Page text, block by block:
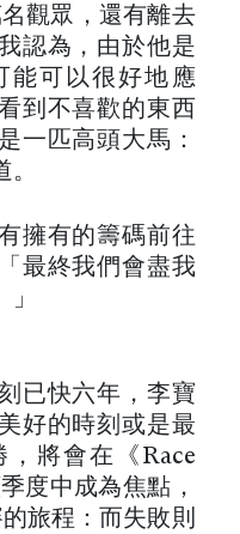
觀眾，還有離去
認為，由於他是
能可以很好地應
到不喜歡的東西
一匹高頭大馬：
擁有的籌碼前往
最終我們會盡我
已快六年，李寶
好的時刻或是最
將會在《Race
度中成為焦點，
旅程：而失敗則